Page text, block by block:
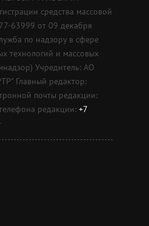
средства массовой
63999 от 09 декабря
по надзору в сфере
технологий и массовых
Учредитель: АО
Главный редактор:
почты редакции:
редакции: +7